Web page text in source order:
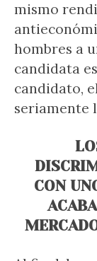
mismo
hombres a
candidata
candidato,
seriamente
CON